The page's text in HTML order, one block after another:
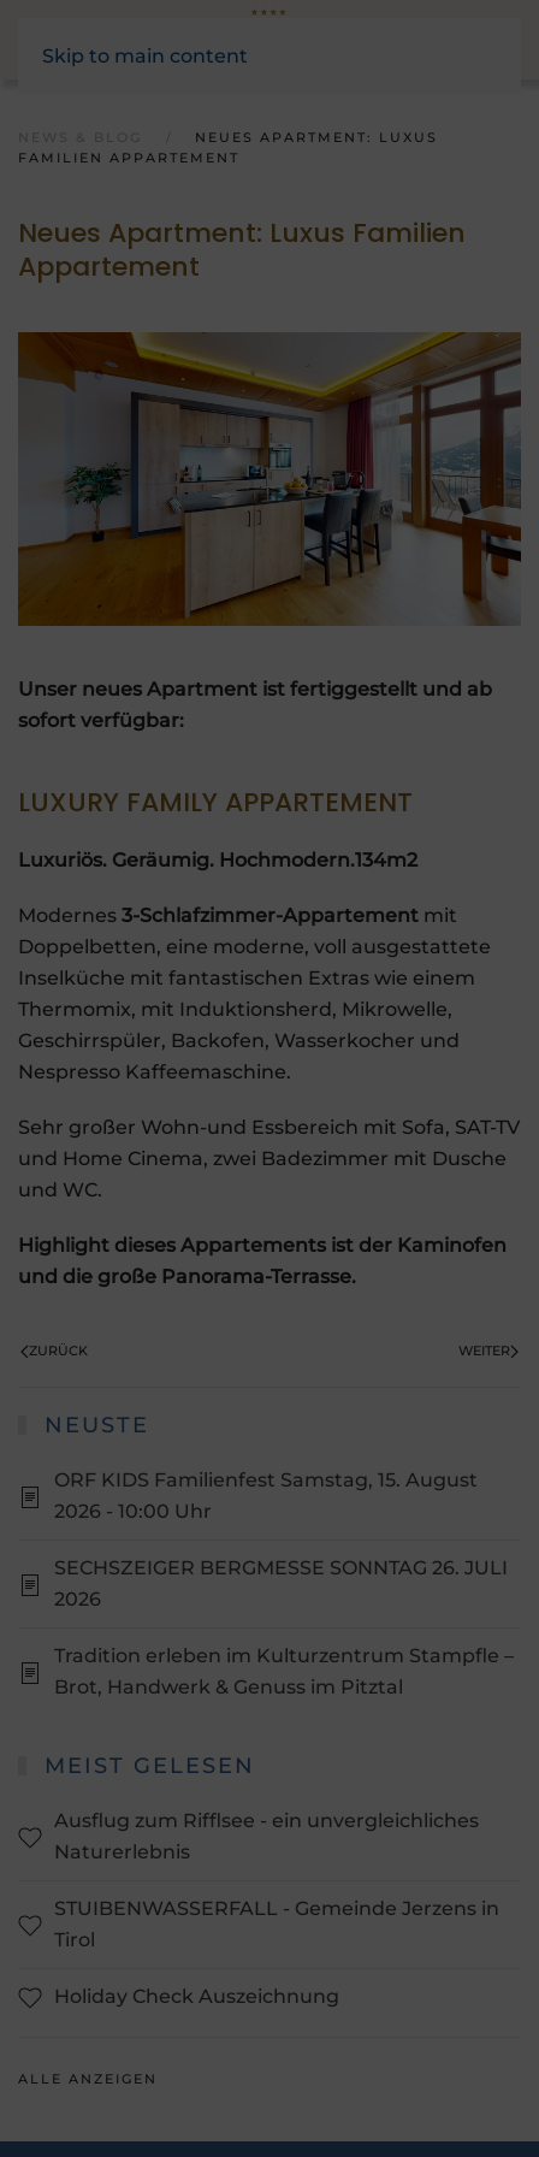
Skip to main content
NEUES APARTMENT: LUXUS
FAMILIEN APPARTEMENT
Neues Apartment: Luxus Familien
Appartement
Unser neues Apartment ist fertiggestellt und ab
sofort verfügbar:
LUXURY FAMILY APPARTEMENT
Luxuriös. Geräumig. Hochmodern.134m2
Modernes 3-Schlafzimmer-Appartement mit
Doppelbetten, eine moderne, voll ausgestattete
Inselküche mit fantastischen Extras wie einem
Thermomix, mit Induktionsherd, Mikrowelle,
Geschirrspüler, Backofen, Wasserkocher und
Nespresso Kaffeemaschine.
Sehr großer Wohn-und Essbereich mit Sofa, SAT-TV
und Home Cinema, zwei Badezimmer mit Dusche
und WC.
Highlight dieses Appartements ist der Kaminofen
und die große Panorama-Terrasse.
ZURÜCK WEITER
NEUSTE
ORF KIDS Familienfest Samstag, 15. August
2026 - 10:00 Uhr
SECHSZEIGER BERGMESSE SONNTAG 26. JULI
2026
Tradition erleben im Kulturzentrum Stampfle –
Brot, Handwerk & Genuss im Pitztal
MEIST GELESEN
Ausflug zum Rifflsee - ein unvergleichliches
Naturerlebnis
STUIBENWASSERFALL - Gemeinde Jerzens in
Tirol
Holiday Check Auszeichnung
ALLE ANZEIGEN